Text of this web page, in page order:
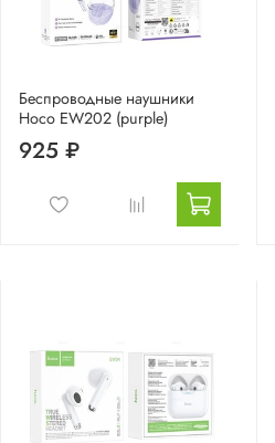
Беспроводные наушники
Hoco EW202 (purple)
925 ₽